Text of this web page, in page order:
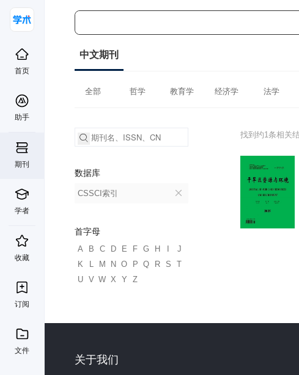
首页
助手
期刊
学者
收藏
订阅
文件
中文期刊
全部 哲学 教育学 经济学 法学
数据库
CSSCI索引
首字母
A B C D E F G H
J
K
L M N O P Q R S
T
U
V W X Y Z
找到约1条相关
关于我们